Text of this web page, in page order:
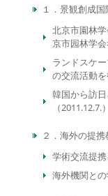
１．景観創成
北京市園林
京市园林学会
ランドスケ
の交流活動を
韓国から訪
（2011.12.7.）
２．海外の提
学術交流提
海外機関と